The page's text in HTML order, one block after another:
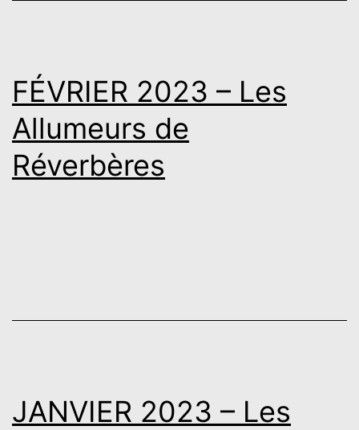
FÉVRIER 2023 – Les
Allumeurs de
Réverbères
JANVIER 2023 – Les